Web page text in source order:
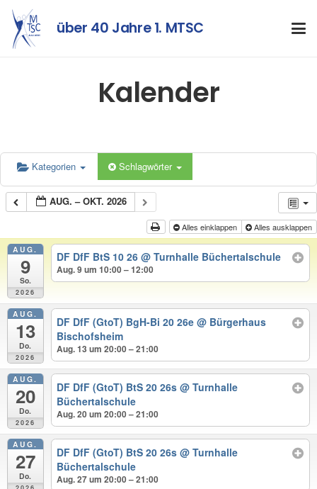
über 40 Jahre 1. MTSC
Kalender
Kategorien Schlagwörter
AUG. – OKT. 2026
Alles einklappen Alles ausklappen
AUG.
9
So.
2026
DF DfF BtS 10 26@ Turnhalle Büchertalschule
Aug. 9 um 10:00 – 12:00
AUG.
13
Do.
2026
DF DfF (GtoT) BgH-Bi 20 26e@ Bürgerhaus
Bischofsheim
Aug. 13 um 20:00 – 21:00
AUG.
20
Do.
2026
DF DfF (GtoT) BtS 20 26s@ Turnhalle
Büchertalschule
Aug. 20 um 20:00 – 21:00
AUG.
27
Do.
DF DfF (GtoT) BtS 20 26s@ Turnhalle
Büchertalschule
Aug. 27 um 20:00 – 21:00